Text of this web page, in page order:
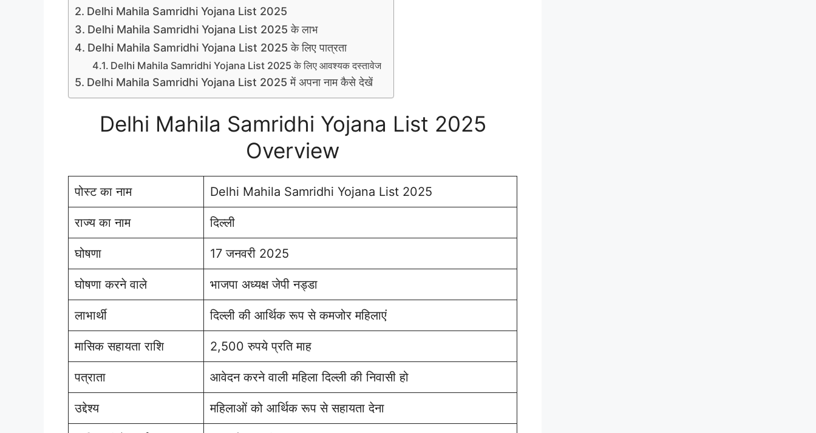
Delhi Mahila Samridhi Yojana List 2025
Delhi Mahila Samridhi Yojana List 2025 के लाभ
Delhi Mahila Samridhi Yojana List 2025 के लिए पात्रता
Delhi Mahila Samridhi Yojana List 2025 के लिए आवश्यक दस्तावेज
Delhi Mahila Samridhi Yojana List 2025 में अपना नाम कैसे देखें
Delhi Mahila Samridhi Yojana List 2025
Overview
पोस्ट का नाम Delhi Mahila Samridhi Yojana List 2025
राज्य का नाम दिल्ली
घोषणा 17 जनवरी 2025
घोषणा करने वाले भाजपा अध्यक्ष जेपी नड्डा
लाभार्थी दिल्ली की आर्थिक रूप से कमजोर महिलाएं
मासिक सहायता राशि 2,500 रुपये प्रति माह
पत्राता आवेदन करने वाली महिला दिल्ली की निवासी हो
उद्देश्य महिलाओं को आर्थिक रूप से सहायता देना